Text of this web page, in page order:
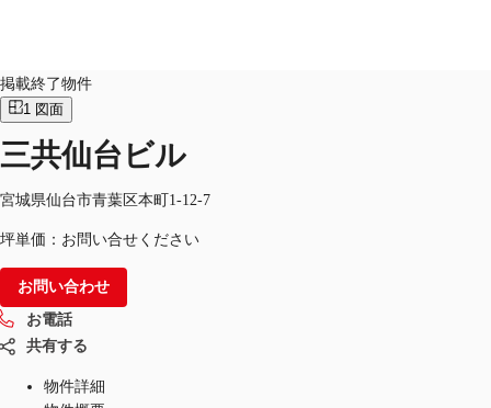
オフィス・事務所
倉庫・物流センター
地図検索
記事
仲介会社様はこちらへ
お気に入り
JP
お電話 お問合せ
掲載終了物件
1 図面
三共仙台ビル
宮城県仙台市青葉区本町1-12-7
坪単価：お問い合せください
お問い合わせ
お電話
共有する
物件詳細